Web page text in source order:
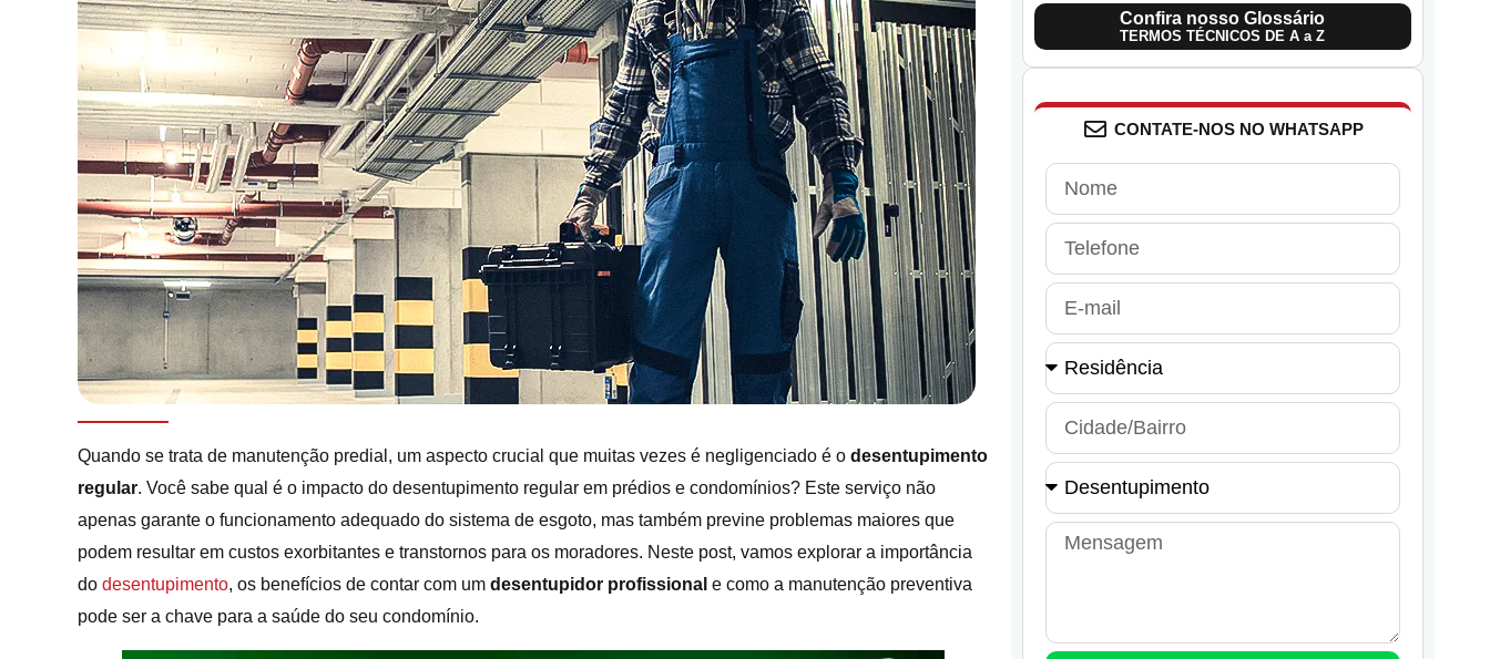
Quando se trata de manutenção predial, um aspecto crucial que muitas vezes é negligenciado é o desentupimento
regular. Você sabe qual é o impacto do desentupimento regular em prédios e condomínios? Este serviço não
apenas garante o funcionamento adequado do sistema de esgoto, mas também previne problemas maiores que
podem resultar em custos exorbitantes e transtornos para os moradores. Neste post, vamos explorar a importância
do desentupimento, os benefícios de contar com um desentupidor profissional e como a manutenção preventiva
pode ser a chave para a saúde do seu condomínio.
Confira nosso Glossário
TERMOS TÉCNICOS DE A a Z
CONTATE-NOS NO WHATSAPP